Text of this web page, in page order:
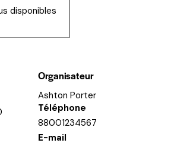
disponibles
Organisateur
Ashton Porter
Téléphone
88001234567
E-mail